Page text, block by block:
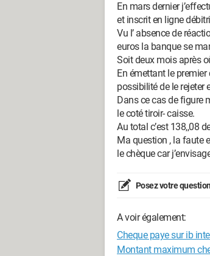
En mars dernier
et inscrit en ligne
Vu l’ absence de
euros la banque se
Soit deux mois après
En émettant le
possibilité de le rejeter
Dans ce cas de figure
le coté tiroir- caisse.
Au total c’est 138,,08
Ma question , la faute
le chèque car
Posez votre question
A voir également:
Cheque paye sur ib
Montant maximum